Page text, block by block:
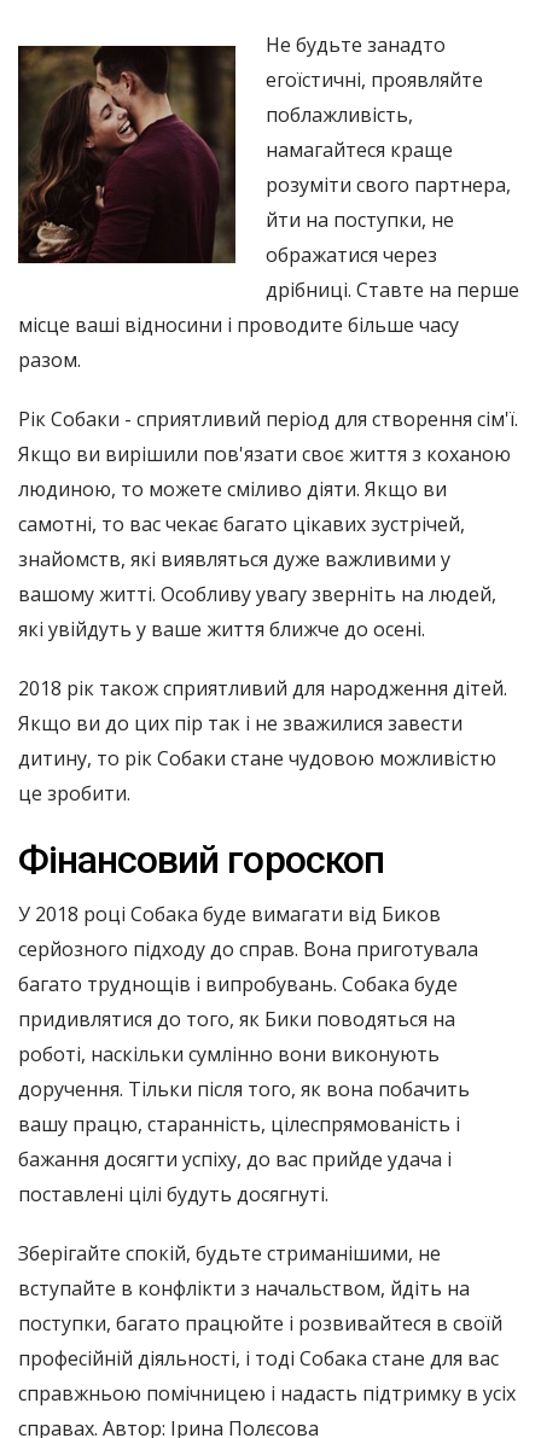
Не будьте занадто
егоїстичні, проявляйте
поблажливість,
намагайтеся краще
розуміти свого партнера,
йти на поступки, не
ображатися через
дрібниці. Ставте на перше
місце ваші відносини і проводите більше часу
разом.
Рік Собаки - сприятливий період для створення сім'ї.
Якщо ви вирішили пов'язати своє життя з коханою
людиною, то можете сміливо діяти. Якщо ви
самотні, то вас чекає багато цікавих зустрічей,
знайомств, які виявляться дуже важливими у
вашому житті. Особливу увагу зверніть на людей,
які увійдуть у ваше життя ближче до осені.
2018 рік також сприятливий для народження дітей.
Якщо ви до цих пір так і не зважилися завести
дитину, то рік Собаки стане чудовою можливістю
це зробити.
Фінансовий гороскоп
У 2018 році Собака буде вимагати від Биков
серйозного підходу до справ. Вона приготувала
багато труднощів і випробувань. Собака буде
придивлятися до того, як Бики поводяться на
роботі, наскільки сумлінно вони виконують
доручення. Тільки після того, як вона побачить
вашу працю, старанність, цілеспрямованість і
бажання досягти успіху, до вас прийде удача і
поставлені цілі будуть досягнуті.
Зберігайте спокій, будьте стриманішими, не
вступайте в конфлікти з начальством, йдіть на
поступки, багато працюйте і розвивайтеся в своїй
професійній діяльності, і тоді Собака стане для вас
справжньою помічницею і надасть підтримку в усіх
справах. Автор: Ірина Полєсова